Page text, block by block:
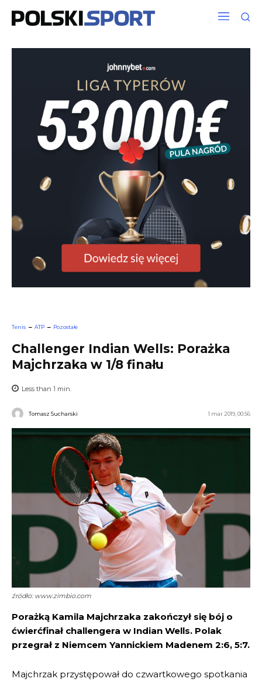
Tenis ATP Pozostałe
Challenger Indian Wells: Porażka
Majchrzaka w 1/8 finału
Less than 1 min.
Tomasz Sucharski 1 mar 2019, 00:56
źródło: www.zimbio.com
Porażką Kamila Majchrzaka zakończył się bój o
ćwierćfinał challengera w Indian Wells. Polak
przegrał z Niemcem Yannickiem Madenem 2:6, 5:7.
Majchrzak przystępował do czwartkowego spotkania